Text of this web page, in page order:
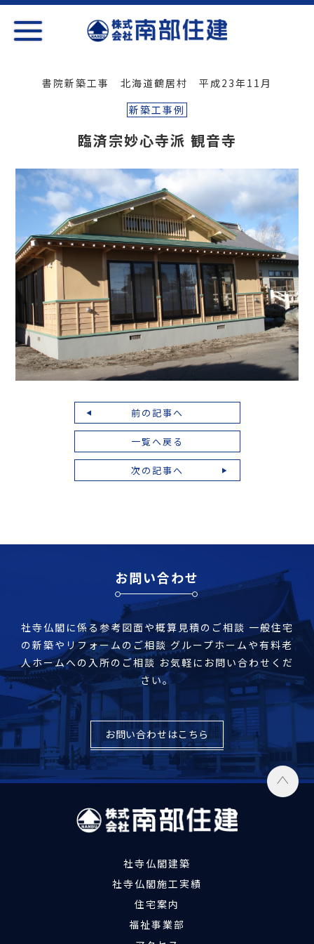
書院新築工事 北海道鶴居村 平成23年11月
新築工事例
臨済宗妙心寺派 観音寺
前の記事へ
一覧へ戻る
次の記事へ
お問い合わせ
社寺仏閣に係る参考図面や概算見積のご相談 一般住宅
の新築やリフォームのご相談グループホームや有料老
人ホームへの入所のご相談 お気軽にお問い合わせくだ
さい。
お問い合わせはこちら
社寺仏閣建築
社寺仏閣施工実績
住宅案内
福祉事業部